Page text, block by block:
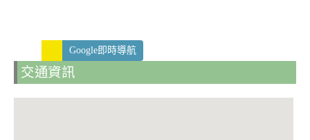
Google即時導航
交通資訊